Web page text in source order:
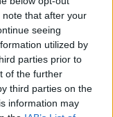
that after your
seeing
utilized by
parties prior to
of the further
third parties on the
information may